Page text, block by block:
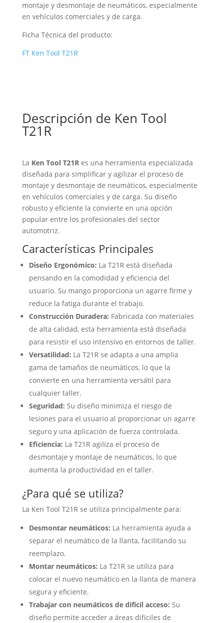
montaje y desmontaje de neumáticos, especialmente
en vehículos comerciales y de carga.
Ficha Técnica del producto:
FT Ken Tool T21R
Descripción de Ken Tool
T21R
La Ken Tool T21Res una herramienta especializada
diseñada para simplificar y agilizar el proceso de
montaje y desmontaje de neumáticos, especialmente
en vehículos comerciales y de carga. Su diseño
robusto y eficiente la convierte en una opción
popular entre los profesionales del sector
automotriz.
Características Principales
Diseño Ergonómico: La T21R está diseñada
pensando en la comodidad y eficiencia del
usuario. Su mango proporciona un agarre firme y
reduce la fatiga durante el trabajo.
Construcción Duradera: Fabricada con materiales
de alta calidad, esta herramienta está diseñada
para resistir el uso intensivo en entornos de taller.
Versatilidad: La T21R se adapta a una amplia
gama de tamaños de neumáticos, lo que la
convierte en una herramienta versátil para
cualquier taller.
Seguridad: Su diseño minimiza el riesgo de
lesiones para el usuario al proporcionar un agarre
seguro y una aplicación de fuerza controlada.
Eficiencia: La T21R agiliza el proceso de
desmontaje y montaje de neumáticos, lo que
aumenta la productividad en el taller.
¿Para qué se utiliza?
La Ken Tool T21R se utiliza principalmente para:
Desmontar neumáticos: La herramienta ayuda a
separar el neumático de la llanta, facilitando su
reemplazo.
Montar neumáticos: La T21R se utiliza para
colocar el nuevo neumático en la llanta de manera
segura y eficiente.
Trabajar con neumáticos de difícil acceso: Su
diseño permite acceder a áreas difíciles de